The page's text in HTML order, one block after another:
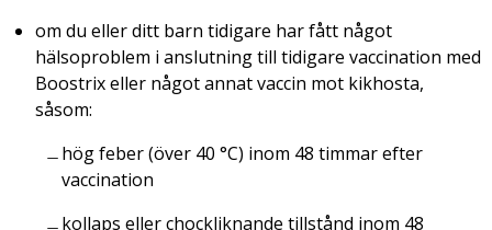
om du eller ditt barn tidigare har fått något
hälsoproblem i anslutning till tidigare vaccination med
Boostrix eller något annat vaccin mot kikhosta,
såsom:
hög feber (över 40 °C) inom 48 timmar efter
vaccination
kollaps eller chockliknande tillstånd inom 48